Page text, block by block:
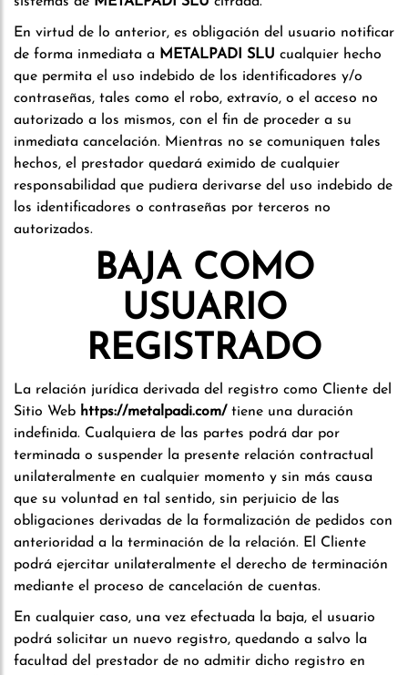
En virtud de lo anterior, es obligación del usuario notificar
de forma inmediata a METALPADI SLU cualquier hecho
que permita el uso indebido de los identificadores y/o
contraseñas, tales como el robo, extravío, o el acceso no
autorizado a los mismos, con el fin de proceder a su
inmediata cancelación. Mientras no se comuniquen tales
hechos, el prestador quedará eximido de cualquier
responsabilidad que pudiera derivarse del uso indebido de
los identificadores o contraseñas por terceros no
autorizados.
BAJA COMO
USUARIO
REGISTRADO
La relación jurídica derivada del registro como Cliente del
Sitio Web https://metalpadi.com/ tiene una duración
indefinida. Cualquiera de las partes podrá dar por
terminada o suspender la presente relación contractual
unilateralmente en cualquier momento y sin más causa
que su voluntad en tal sentido, sin perjuicio de las
obligaciones derivadas de la formalización de pedidos con
anterioridad a la terminación de la relación. El Cliente
podrá ejercitar unilateralmente el derecho de terminación
mediante el proceso de cancelación de cuentas.
En cualquier caso, una vez efectuada la baja, el usuario
podrá solicitar un nuevo registro, quedando a salvo la
facultad del prestador de no admitir dicho registro en